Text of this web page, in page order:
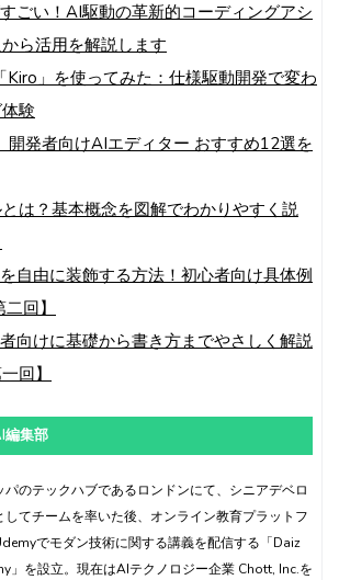
ごい！AI駆動の革新的コーディングアシ
ら活用を解説します
」を使ってみた：仕様駆動開発で変わ
験
開発者向けAIエディター おすすめ12選を
は？基本概念を図解でわかりやすく説
自由に装飾する方法！初心者向け具体例
回】
向けに基礎から書き方までやさしく解説
回】
編集部
パのテックハブであるロンドンにて、シニアデベロ
してチームを率いた後、オンライン教育プラットフ
でモダン技術に関する講義を配信する「Daiz
」を設立。現在はAIテクノロジー企業 Chott, Inc.を